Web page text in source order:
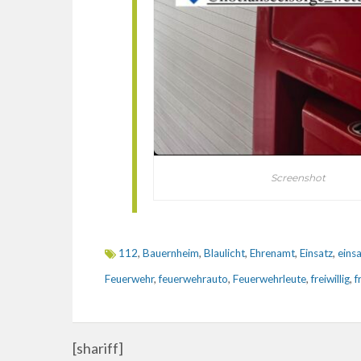
Screenshot
112, Bauernheim, Blaulicht, Ehrenamt, Einsatz,
Feuerwehr,feuerwehrauto, Feuerwehrleute,freiwillig,
[shariff]